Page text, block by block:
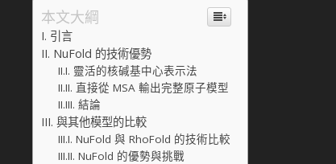
本文大綱
引言
NuFold 的技術優勢
靈活的核碱基中心表示法
直接從 MSA 輸出完整原子模型
結論
與其他模型的比較
NuFold 與 RhoFold 的技術比較
NuFold 的優勢與挑戰